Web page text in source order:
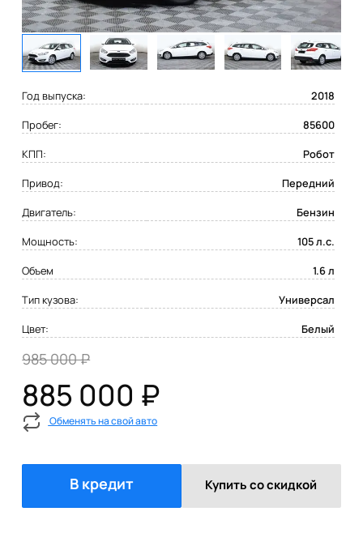
Год выпуска:
2018
Пробег:
85600
КПП:
Робот
Привод:
Передний
Двигатель:
Бензин
Мощность:
105 л.с.
Объем
1.6 л
Тип кузова:
Универсал
Цвет:
Белый
985 000 ₽
885 000 ₽
Обменять на свой авто
В кредит Купить со скидкой